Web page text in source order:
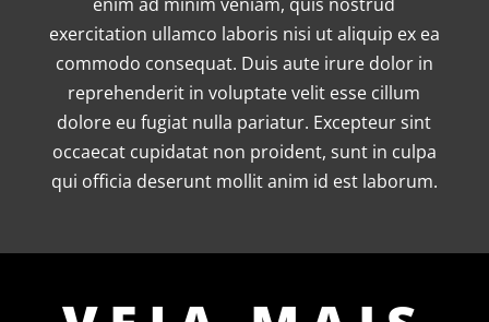
exercitation ullamco laboris nisi ut aliquip ex ea
commodo consequat. Duis aute irure dolor in
reprehenderit in voluptate velit esse cillum
dolore eu fugiat nulla pariatur. Excepteur sint
occaecat cupidatat non proident, sunt in culpa
qui officia deserunt mollit anim id est laborum.